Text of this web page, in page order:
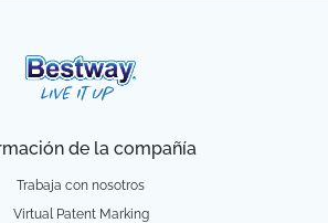
de la compañía
Trabaja con nosotros
Virtual Patent Marking